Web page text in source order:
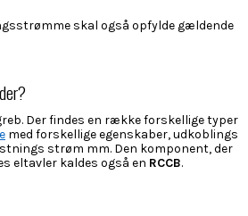
skal også opfylde gældende
Der findes en række forskellige typer
med forskellige egenskaber, udkoblings
strøm mm. Den komponent, der
eltavler kaldes også en RCCB.